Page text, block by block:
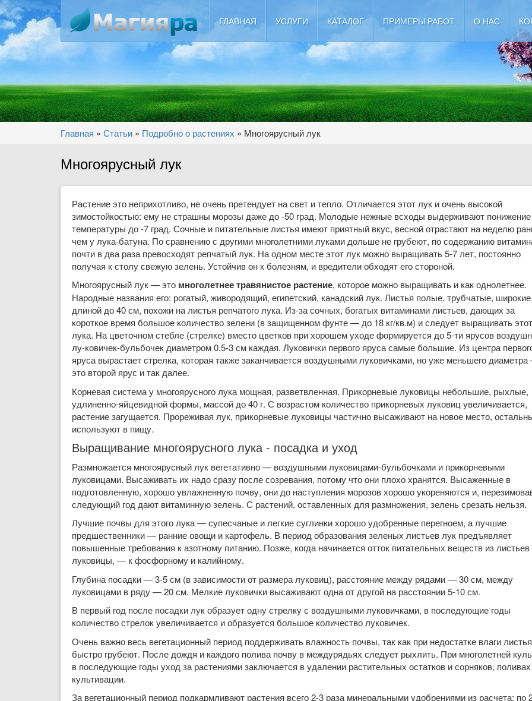
Перейти к основному содержанию
ГЛАВНАЯ УСЛУГИ КАТАЛОГ ПРИМЕРЫ РАБОТ О НАС
Вы здесь
Главная » Статьи » Подробно о растениях » Многоярусный лук
Многоярусный лук
Растение это неприхотливо, не очень претендует на свет и тепло. Отличается этот лук и очень высокой
зимостойкостью: ему не страшны морозы даже до -50 град. Молодые нежные всходы выдерживают понижение
температуры до -7 град. Сочные и питательные листья имеют приятный вкус, весной отрастают на неделю
чем у лука-батуна. По сравнению с другими многолетними луками дольше не грубеют, по содержанию
почти в два раза превосходят репчатый лук. На одном месте этот лук можно выращивать 5-7 лет, постоянно
получая к столу свежую зелень. Устойчив он к болезням, и вредители обходят его стороной.
Многоярусный лук — это многолетнее травянистое растение, которое можно выращивать и как однолетнее.
Народные названия его: рогатый, живородящий, египетский, канадский лук. Листья полые. трубчатые, широкие,
длиной до 40 см, похожи на листья репчатого лука. Из-за сочных, богатых витаминами листьев, дающих за
короткое время большое количество зелени (в защищенном фунте — до 18 кг/кв.м) и следует выращивать
лука. На цветочном стебле (стрелке) вместо цветков при хорошем уходе формируется до 5-ти ярусов
лу-ковичек-бульбочек диаметром 0,5-3 см каждая. Луковички первого яруса самые большие. Из центра
яруса вырастает стрелка, которая также заканчивается воздушными луковичками, но уже меньшего
это второй ярус и так далее.
Корневая система у многоярусного лука мощная, разветвленная. Прикорневые луковицы небольшие, рыхлые,
удлиненно-яйцевидной формы, массой до 40 г. С возрастом количество прикорневых луковиц увеличивается,
растение загущается. Прореживая лук, прикорневые луковицы частично высаживают на новое место,
используют в пищу.
Выращивание многоярусного лука - посадка и уход
Размножается многоярусный лук вегетативно — воздушными луковицами-бульбочками и прикорневыми
луковицами. Высаживать их надо сразу после созревания, потому что они плохо хранятся. Высаженные в
подготовленную, хорошо увлажненную почву, они до наступления морозов хорошо укореняются и,
следующий год дают витаминную зелень. С растений, оставленных для размножения, зелень срезать нельзя.
Лучшие почвы для этого лука — супесчаные и легкие суглинки хорошо удобренные перегноем, а лучшие
предшественники — ранние овощи и картофель. В период образования зеленых листьев лук предъявляет
повышенные требования к азотному питанию. Позже, когда начинается отток питательных веществ из листьев
луковицы, — к фосфорному и калийному.
Глубина посадки — 3-5 см (в зависимости от размера луковиц), расстояние между рядами — 30 см, между
луковицами в ряду — 20 см. Мелкие луковички высаживают одна от другой на расстоянии 5-10 см.
В первый год после посадки лук образует одну стрелку с воздушными луковичками, в последующие годы
количество стрелок увеличивается и образуется большое количество луковичек.
Очень важно весь вегетационный период поддерживать влажность почвы, так как при недостатке влаги листья
быстро грубеют. После дождя и каждого полива почву в междурядьях следует рыхлить. При многолетней
в последующие годы уход за растениями заключается в удалении растительных остатков и сорняков,
культивации.
За вегетационный период подкармливают растения всего 2-3 раза минеральными удобрениями из расчета: по